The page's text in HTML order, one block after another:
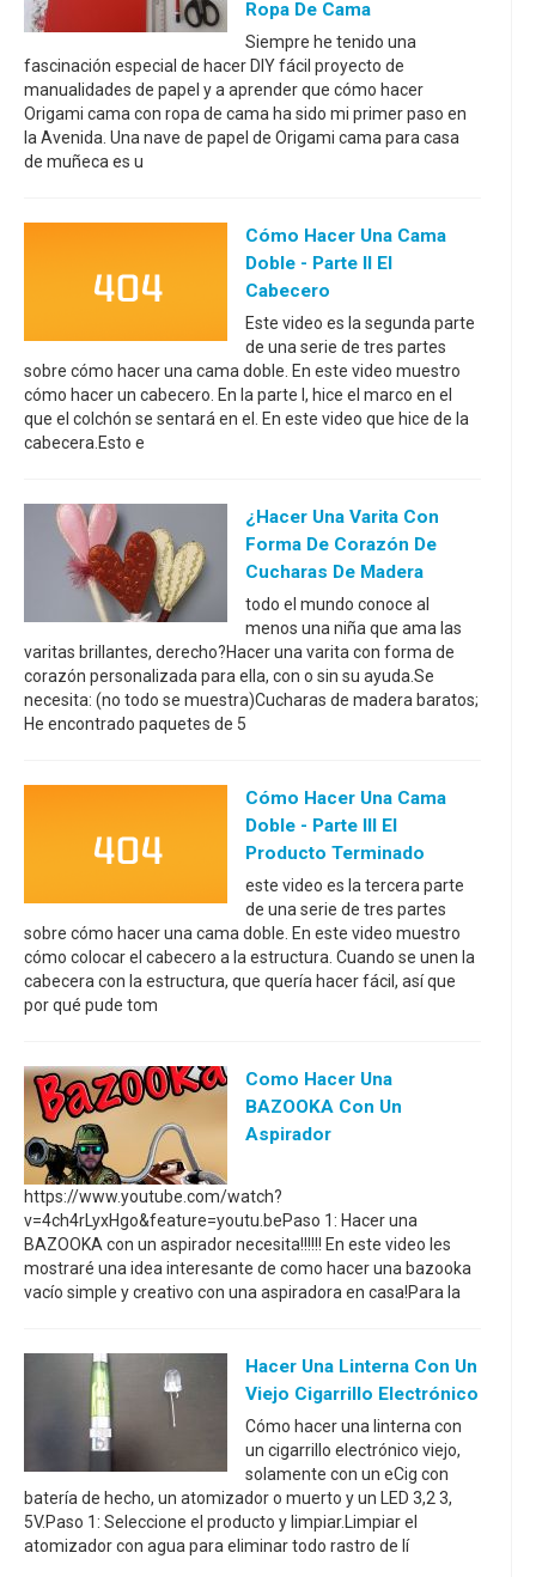
Ropa De Cama
Siempre he tenido una
fascinación especial de hacer DIY fácil proyecto de
manualidades de papel y a aprender que cómo hacer
Origami cama con ropa de cama ha sido mi primer paso en
la Avenida. Una nave de papel de Origami cama para casa
de muñeca es u
Cómo Hacer Una Cama
Doble - Parte II El
Cabecero
Este video es la segunda parte
de una serie de tres partes
sobre cómo hacer una cama doble. En este video muestro
cómo hacer un cabecero. En la parte I, hice el marco en el
que el colchón se sentará en el. En este video que hice de la
cabecera.Esto e
¿Hacer Una Varita Con
Forma De Corazón De
Cucharas De Madera
todo el mundo conoce al
menos una niña que ama las
varitas brillantes, derecho?Hacer una varita con forma de
corazón personalizada para ella, con o sin su ayuda.Se
necesita: (no todo se muestra)Cucharas de madera baratos;
He encontrado paquetes de 5
Cómo Hacer Una Cama
Doble - Parte III El
Producto Terminado
este video es la tercera parte
de una serie de tres partes
sobre cómo hacer una cama doble. En este video muestro
cómo colocar el cabecero a la estructura. Cuando se unen la
cabecera con la estructura, que quería hacer fácil, así que
por qué pude tom
Como Hacer Una
BAZOOKA Con Un
Aspirador
https://www.youtube.com/watch?
v=4ch4rLyxHgo&feature=youtu.bePaso 1: Hacer una
BAZOOKA con un aspirador necesita!!!!!! En este video les
mostraré una idea interesante de como hacer una bazooka
vacío simple y creativo con una aspiradora en casa!Para la
Hacer Una Linterna Con Un
Viejo Cigarrillo Electrónico
Cómo hacer una linterna con
un cigarrillo electrónico viejo,
solamente con un eCig con
batería de hecho, un atomizador o muerto y un LED 3,2 3,
5V.Paso 1: Seleccione el producto y limpiar.Limpiar el
atomizador con agua para eliminar todo rastro de lí